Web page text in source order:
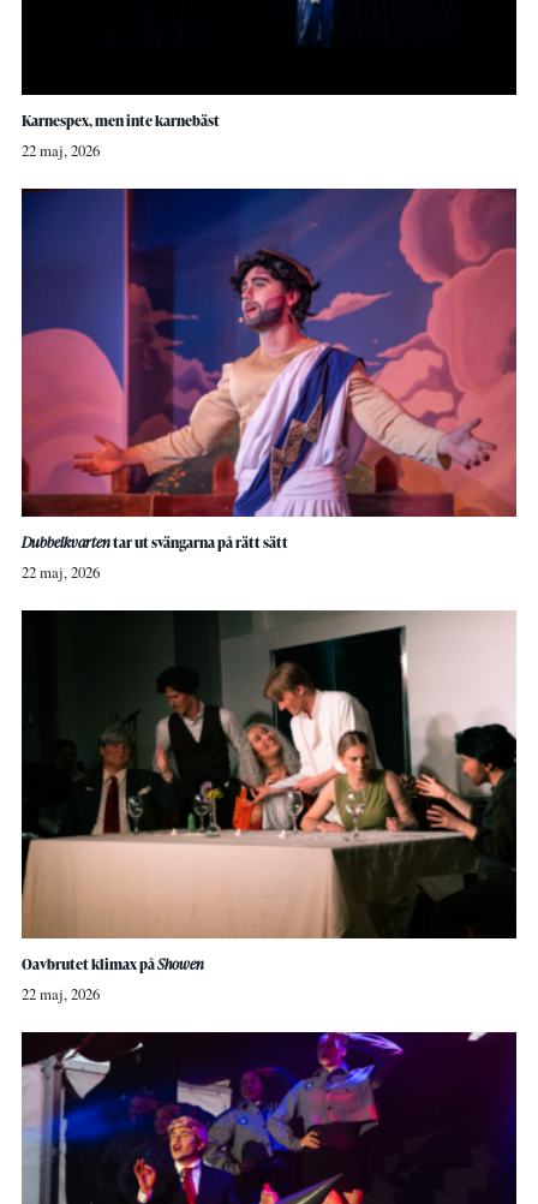
Karnespex, men inte karnebäst
22 maj, 2026
Dubbelkvartentar ut svängarna på rätt sätt
22 maj, 2026
Oavbrutet klimax påShowen
22 maj, 2026